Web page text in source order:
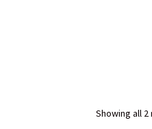
Showing all